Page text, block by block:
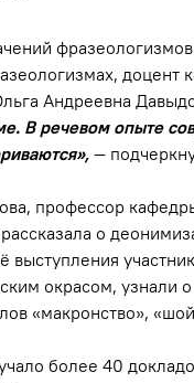
доцент
Андреевна
В речевом опыте
—
профессор
о
выступления
окрасом, узнали
«макронство»,
более 40